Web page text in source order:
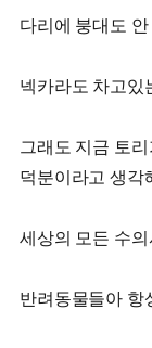
다리에 붕대도
넥카라도 차고있
그래도 지금 토
덕분이라고 생각
세상의 모든 수
반려동물들아 항